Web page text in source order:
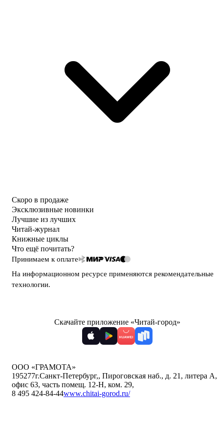
Скоро в продаже
Эксклюзивные новинки
Лучшие из лучших
Читай-журнал
Книжные циклы
Что ещё почитать?
Принимаем к оплате
На информационном ресурсе применяются рекомендательные
технологии.
Скачайте приложение «Читай-город»
ООО «ГРАМОТА»
195277г.Санкт-Петербург,, Пироговская наб., д. 21, литера А,
офис 63, часть помещ. 12-Н, ком. 29,
8 495 424-84-44www.chitai-gorod.ru/